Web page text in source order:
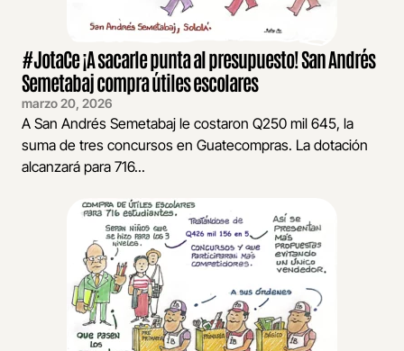
#JotaCe ¡A sacarle punta al presupuesto! San Andrés
Semetabaj compra útiles escolares
marzo 20, 2026
A San Andrés Semetabaj le costaron Q250 mil 645, la
suma de tres concursos en Guatecompras. La dotación
alcanzará para 716...